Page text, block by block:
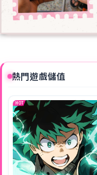
熱門遊戲儲值
HOT